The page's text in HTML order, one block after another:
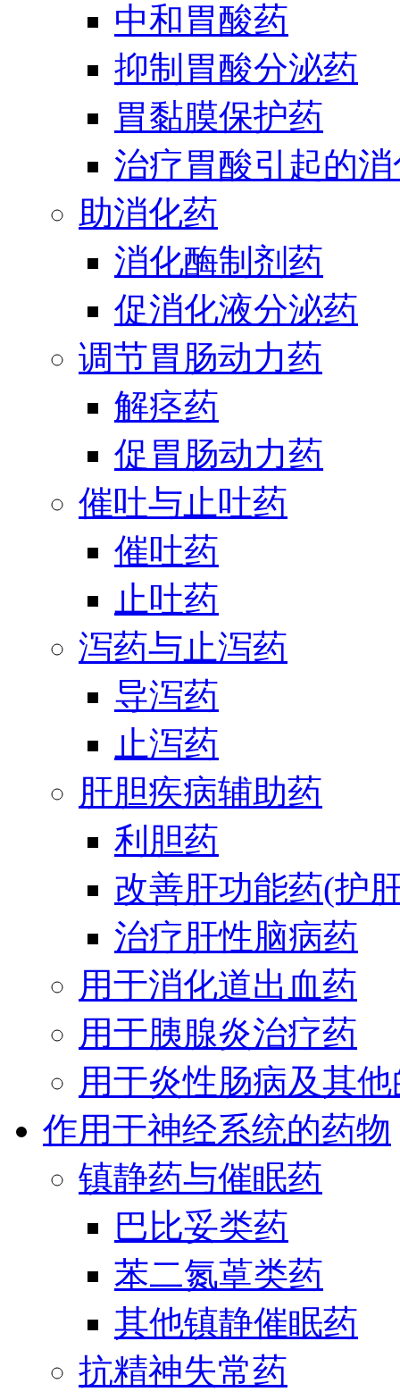
中和胃酸药
抑制胃酸分泌药
胃黏膜保护药
治疗胃酸引起的
助消化药
消化酶制剂药
促消化液分泌药
调节胃肠动力药
解痉药
促胃肠动力药
催吐与止吐药
催吐药
止吐药
泻药与止泻药
导泻药
止泻药
肝胆疾病辅助药
利胆药
改善肝功能药(护
治疗肝性脑病药
用于消化道出血药
用于胰腺炎治疗药
用于炎性肠病及其
作用于神经系统的药物
镇静药与催眠药
巴比妥类药
苯二氮䓬类药
其他镇静催眠药
抗精神失常药